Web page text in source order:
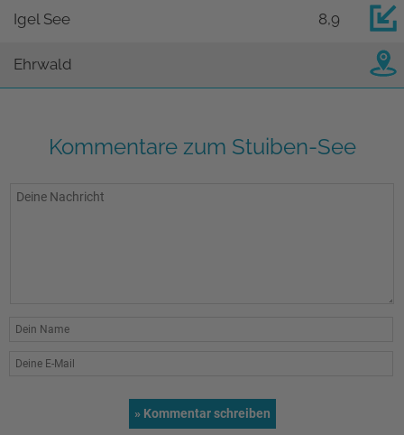
Igel See 8,9
Ehrwald
Kommentare zum Stuiben-See